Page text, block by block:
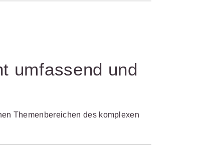
umfassend und
Themenbereichen des komplexen